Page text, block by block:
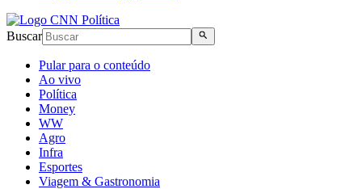
Buscar
Pular para o conteúdo
Ao vivo
Política
Money
WW
Agro
Infra
Esportes
Viagem & Gastronomia